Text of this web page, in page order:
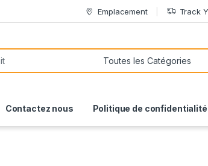
Emplacement Track
Contactez nous Politique de confidentialité